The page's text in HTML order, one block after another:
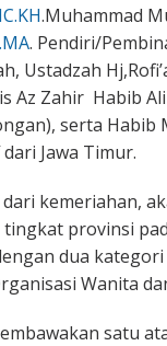
.Muhammad
. Pendiri/
Ustadzah
Az Zahir Habib
serta Habib
Jawa Timur.
kemeriahan,
provinsi
dua
Wanita
satu